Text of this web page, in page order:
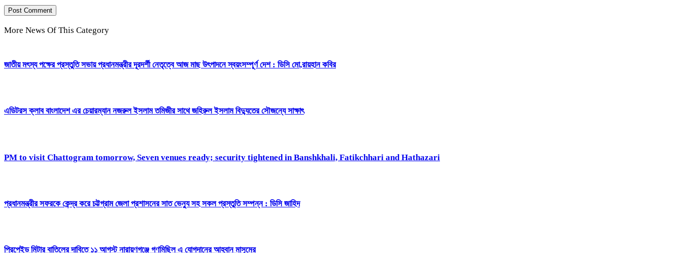
More News Of This Category
জাতীয় মৎস্য পক্ষের প্রস্তুতি সভায় প্রধানমন্ত্রীর দূরদর্শী নেতৃত্বে আজ মাছ উৎপাদনে স্বয়ংসম্পূর্ণ দেশ : ডিসি মো,রায়হান কবির
এডিটরস ক্লাব বাংলাদেশ এর চেয়ারম্যান নজরুল ইসলাম তমিজীর সাথে জহিরুল ইসলাম বিদ্যুতের সৌজন্যে সাক্ষাৎ
PM to visit Chattogram tomorrow, Seven venues ready; security tightened in Banshkhali, Fatikchhari and Hathazari
প্রধানমন্ত্রীর সফরকে কেন্দ্র করে চট্টগ্রাম জেলা প্রশাসনের সাত ভেন্যু সহ সকল প্রস্তুতি সম্পন্ন : ডিসি জাহিদ
প্রিপেইড মিটার বাতিলের দাবিতে ১১ আগস্ট নারায়ণগঞ্জে গণমিছিল এ যোগদানের আহ্বান মাসুমের